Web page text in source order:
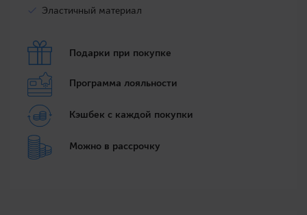
Эластичный материал
Подарки при покупке
Программа лояльности
Кэшбек с каждой покупки
Можно в рассрочку